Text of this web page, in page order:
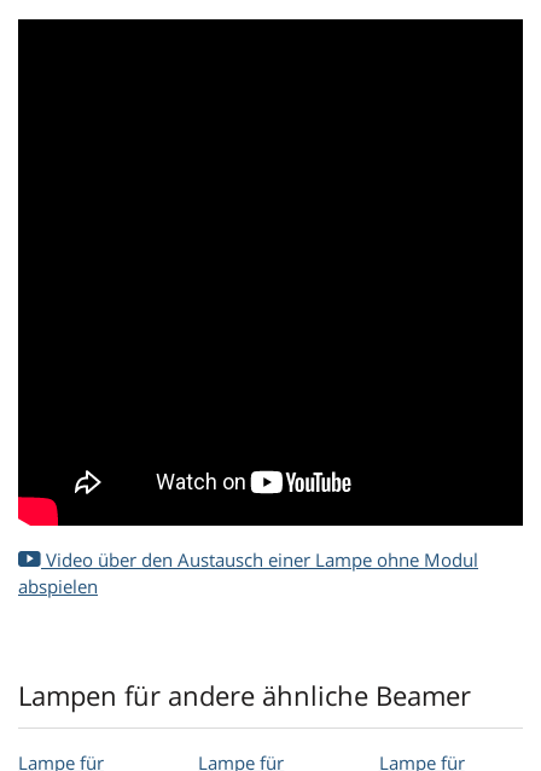
Video über den Austausch einer Lampe ohne Modul
abspielen
Lampen für andere ähnliche Beamer
Lampe für
Lampe für
Lampe für